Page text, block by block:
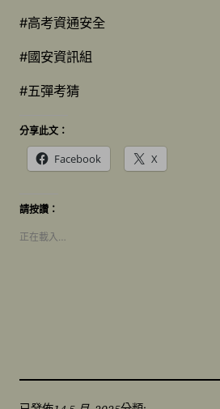
#高考資通安全
#國安資訊組
#五彈考猜
分享此文：
Facebook X
請按讚：
正在載入…